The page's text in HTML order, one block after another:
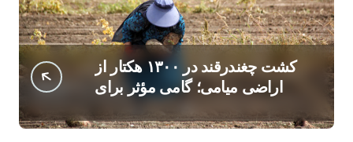
کشت چغندرقند در ۱۳۰۰ هکتار از
اراضی میامی؛ گامی مؤثر برای
افزایش درآمد کشاورزان